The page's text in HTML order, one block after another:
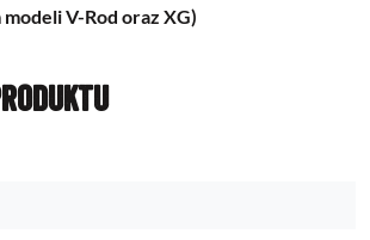
V-Rod oraz XG)